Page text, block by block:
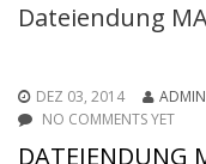
Dateiendung
DEZ 03, 2014 ADMIN
NO COMMENTS YET
DATEIENDUNG